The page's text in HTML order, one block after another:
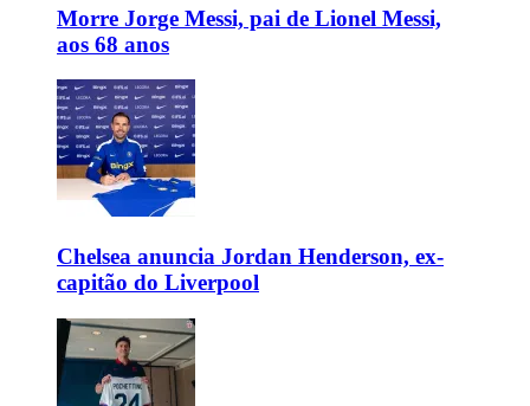
Morre Jorge Messi, pai de Lionel Messi,
aos 68 anos
Chelsea anuncia Jordan Henderson, ex-
capitão do Liverpool